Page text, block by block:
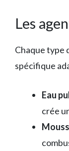
Les
Chaque type
spécifique
Eau
crée